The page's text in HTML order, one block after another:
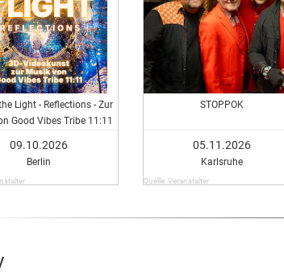
Light - Reflections - Zur
Good Vibes Tribe 11:11
09.10.2026
Berlin
STOPPOK
05.11.2026
Karlsruhe
Quelle: Veranstalter